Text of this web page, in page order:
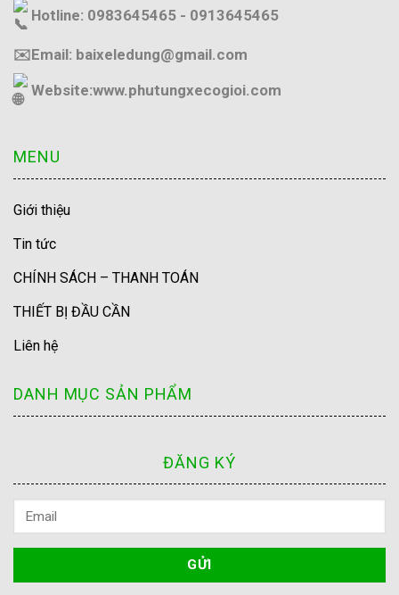
Hotline: 0983645465 - 0913645465
✉️Email: baixeledung@gmail.com
Website:www.phutungxecogioi.com
MENU
Giới thiệu
Tin tức
CHÍNH SÁCH – THANH TOÁN
THIẾT BỊ ĐẦU CẦN
Liên hệ
DANH MỤC SẢN PHẨM
ĐĂNG KÝ